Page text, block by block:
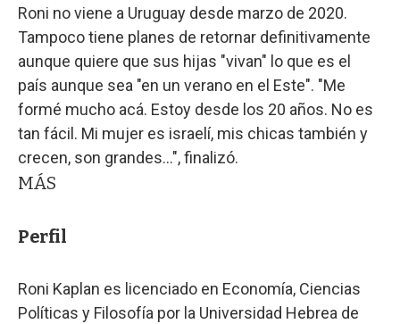
Roni no viene a Uruguay desde marzo de 2020.
Tampoco tiene planes de retornar definitivamente
aunque quiere que sus hijas "vivan" lo que es el
país aunque sea "en un verano en el Este". "Me
formé mucho acá. Estoy desde los 20 años. No es
tan fácil. Mi mujer es israelí, mis chicas también y
crecen, son grandes...", finalizó.
MÁS
Perfil
Roni Kaplan es licenciado en Economía, Ciencias
Políticas y Filosofía por la Universidad Hebrea de